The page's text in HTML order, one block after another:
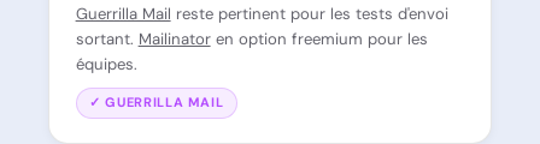
Guerrilla Mail reste pertinent pour les tests d'envoi
sortant. Mailinatoren option freemium pour les
équipes.
✓ GUERRILLA MAIL